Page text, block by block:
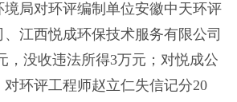
局对环评编制单位安徽中天环评
江西悦成环保技术服务有限公司
，没收违法所得3万元；对悦成公
环评工程师赵立仁失信记分20